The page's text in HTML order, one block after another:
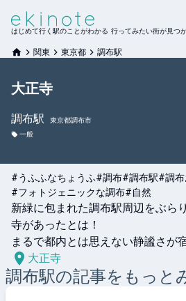
はじめて行く駅のことがわかる 行ってみたい街が見つ
関東 東京都 調布駅
大正寺
調布駅
東京都調布市
一般
#うふふなちょうふ#調布#調布駅#調布
#フォトジェニックな調布#自然
新緑に包まれた調布駅周辺をぶら
寺があったとは！
まるで都内とは思えない静謐さが
大正寺
調布駅の記事をもっと